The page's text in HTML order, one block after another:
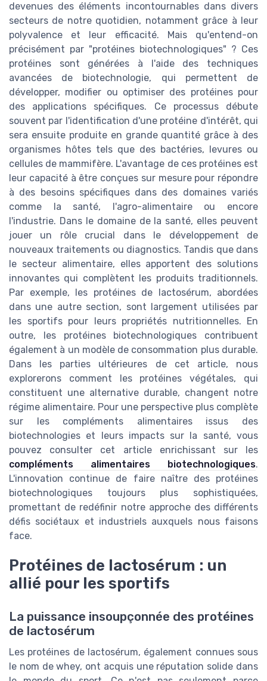
devenues des éléments incontournables dans divers
secteurs de notre quotidien, notamment grâce à leur
polyvalence et leur efficacité. Mais qu'entend-on
précisément par "protéines biotechnologiques" ? Ces
protéines sont générées à l'aide des techniques
avancées de biotechnologie, qui permettent de
développer, modifier ou optimiser des protéines pour
des applications spécifiques. Ce processus débute
souvent par l'identification d'une protéine d'intérêt, qui
sera ensuite produite en grande quantité grâce à des
organismes hôtes tels que des bactéries, levures ou
cellules de mammifère. L'avantage de ces protéines est
leur capacité à être conçues sur mesure pour répondre
à des besoins spécifiques dans des domaines variés
comme la santé, l'agro-alimentaire ou encore
l'industrie. Dans le domaine de la santé, elles peuvent
jouer un rôle crucial dans le développement de
nouveaux traitements ou diagnostics. Tandis que dans
le secteur alimentaire, elles apportent des solutions
innovantes qui complètent les produits traditionnels.
Par exemple, les protéines de lactosérum, abordées
dans une autre section, sont largement utilisées par
les sportifs pour leurs propriétés nutritionnelles. En
outre, les protéines biotechnologiques contribuent
également à un modèle de consommation plus durable.
Dans les parties ultérieures de cet article, nous
explorerons comment les protéines végétales, qui
constituent une alternative durable, changent notre
régime alimentaire. Pour une perspective plus complète
sur les compléments alimentaires issus des
biotechnologies et leurs impacts sur la santé, vous
pouvez consulter cet article enrichissant sur les
compléments alimentaires biotechnologiques.
L'innovation continue de faire naître des protéines
biotechnologiques toujours plus sophistiquées,
promettant de redéfinir notre approche des différents
défis sociétaux et industriels auxquels nous faisons
face.
Protéines de lactosérum : un
allié pour les sportifs
La puissance insoupçonnée des protéines
de lactosérum
Les protéines de lactosérum, également connues sous
le nom de whey, ont acquis une réputation solide dans